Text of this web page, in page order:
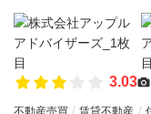
3.03
不動産売買 賃貸不動産